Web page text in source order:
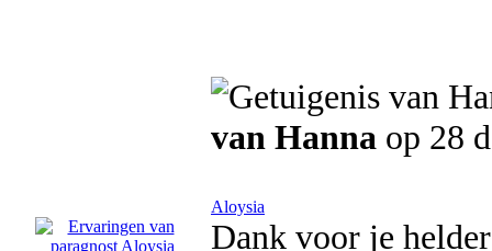
van Hanna op 28
Aloysia
Dank voor je